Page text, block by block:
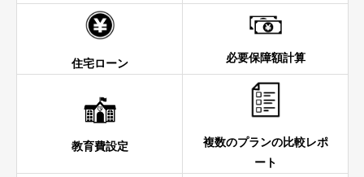
住宅ローン 必要保障額計算
教育費設定
複数のプランの比較レポ
ート